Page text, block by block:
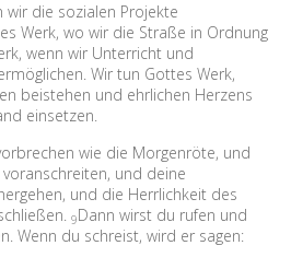
wir die sozialen Projekte
Werk, wo wir die Straße in Ordnung
wenn wir Unterricht und
Wir tun Gottes Werk,
beistehen und ehrlichen Herzens
einsetzen.
wie die Morgenröte, und
und deine
und die Herrlichkeit des
9Dann wirst du rufen und
Wenn du schreist, wird er sagen: